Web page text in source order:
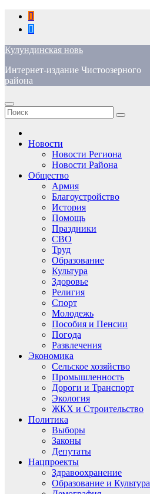
Перейти
содержимому
Кулундинская новь
Интернет-издание Чистоозерного
района
Новости
Новости Региона
Новости Района
Общество
Армия
Благоустройство
История
Помощь
Праздники
СВО
Труд
Образование
Культура
Здоровье
Религия
Спорт
Молодежь
Пособия и Пенсии
Погода
Развлечения
Экономика
Сельское хозяйство
Промышленность
Дороги и Транспорт
Экология
ЖКХ и Строительство
Политика
Выборы
Законы
Депутаты
Нацпроекты
Здравоохранение
Образование и Культура